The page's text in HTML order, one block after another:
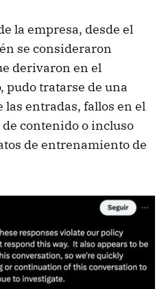
la empresa, desde el
se consideraron
derivaron en el
pudo tratarse de una
entradas, fallos en el
contenido o incluso
de entrenamiento de